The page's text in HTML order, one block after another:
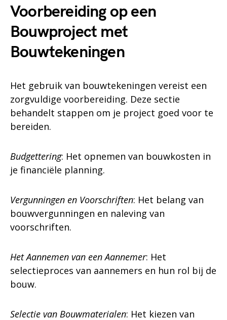
Voorbereiding op een
Bouwproject met
Bouwtekeningen
Het gebruik van bouwtekeningen vereist een
zorgvuldige voorbereiding. Deze sectie
behandelt stappen om je project goed voor te
bereiden.
Budgettering: Het opnemen van bouwkosten in
je financiële planning.
Vergunningen en Voorschriften: Het belang van
bouwvergunningen en naleving van
voorschriften.
Het Aannemen van een Aannemer: Het
selectieproces van aannemers en hun rol bij de
bouw.
Selectie van Bouwmaterialen: Het kiezen van